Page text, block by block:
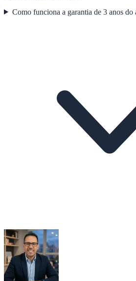
Como funciona a garantia de 3 anos